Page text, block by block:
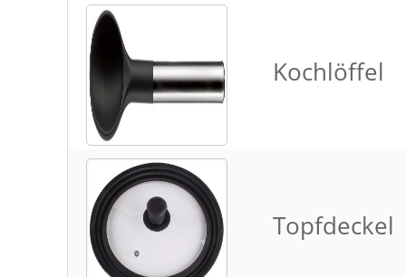
Kochlöffel
Topfdeckel